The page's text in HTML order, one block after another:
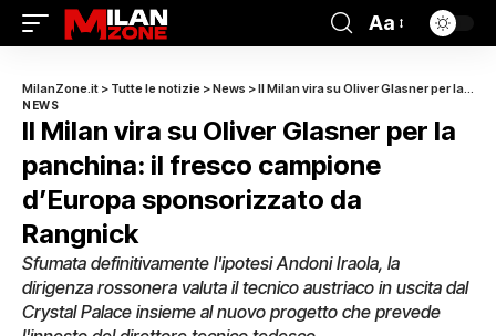
Aa
MilanZone.it > Tutte le notizie >News >Il Milan vira su Oliver Glasner per la panchina: il fresco campione d’Europa sponsorizzato da Rangnick
NEWS
Il Milan vira su Oliver Glasner per la
panchina: il fresco campione
d’Europa sponsorizzato da
Rangnick
Sfumata definitivamente l'ipotesi Andoni Iraola, la
dirigenza rossonera valuta il tecnico austriaco in uscita dal
Crystal Palace insieme al nuovo progetto che prevede